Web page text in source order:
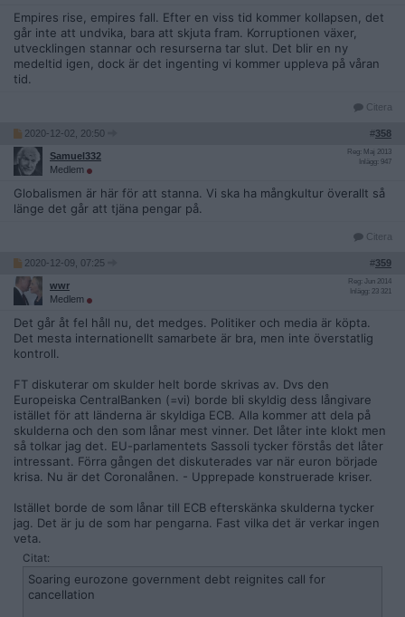
Empires rise, empires fall. Efter en viss tid kommer kollapsen, det
går inte att undvika, bara att skjuta fram. Korruptionen växer,
utvecklingen stannar och resurserna tar slut. Det blir en ny
medeltid igen, dock är det ingenting vi kommer uppleva på våran
tid.
Citera
2020-12-02, 20:50 #358
Samuel332
Medlem
Reg: Maj 2013
Inlägg: 947
Globalismen är här för att stanna. Vi ska ha mångkultur överallt så
länge det går att tjäna pengar på.
Citera
2020-12-09, 07:25 #359
wwr
Medlem
Reg: Jun 2014
Inlägg: 23 321
Det går åt fel håll nu, det medges. Politiker och media är köpta.
Det mesta internationellt samarbete är bra, men inte överstatlig
kontroll.
FT diskuterar om skulder helt borde skrivas av. Dvs den
Europeiska CentralBanken (=vi) borde bli skyldig dess långivare
istället för att länderna är skyldiga ECB. Alla kommer att dela på
skulderna och den som lånar mest vinner. Det låter inte klokt men
så tolkar jag det. EU-parlamentets Sassoli tycker förstås det låter
intressant. Förra gången det diskuterades var när euron började
krisa. Nu är det Coronalånen. - Upprepade konstruerade kriser.
Istället borde de som lånar till ECB efterskänka skulderna tycker
jag. Det är ju de som har pengarna. Fast vilka det är verkar ingen
veta.
Citat:
Soaring eurozone government debt reignites call for
cancellation